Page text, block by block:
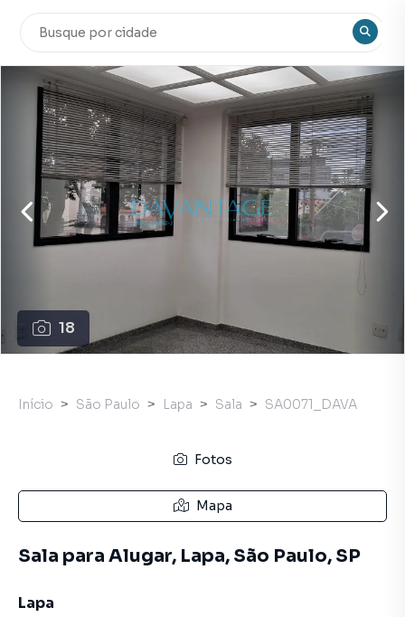
18
Início São Paulo Lapa Sala SA0071_DAVA
Fotos
Mapa
Sala para Alugar, Lapa, São Paulo, SP
Lapa